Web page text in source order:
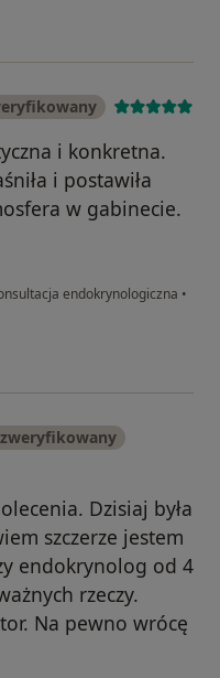
i konkretna.
i postawiła
w gabinecie.
endokrynologiczna •
Dzisiaj była
szczerze jestem
endokrynolog od 4
rzeczy.
Na pewno wrócę